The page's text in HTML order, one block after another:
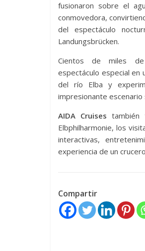
fusionaron sobre el
conmovedora,
del espectáculo
Landungsbrücken.
Cientos de miles
espectáculo especial en
del río Elba y
impresionante escenario
AIDA Cruises
Elbphilharmonie, los
interactivas,
experiencia de un
Compartir